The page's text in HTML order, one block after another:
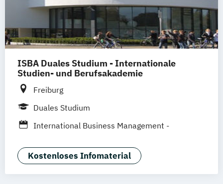
ISBA Duales Studium - Internationale
Studien- und Berufsakademie
Freiburg
Duales Studium
International Business Management -
Kostenloses Infomaterial